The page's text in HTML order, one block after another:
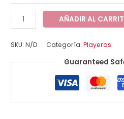
AÑADIR AL
SKU:N/D Categoría:Playeras
Guaranteed